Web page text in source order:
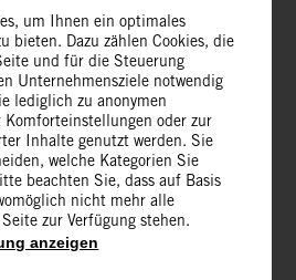
und in den
positiv aufgenommen.
und einfache
die Nutzung.
erstrecken sich bis zum
eine erfolgreiche Anwendung
hinweist.
um Ihnen ein optimales
bieten. Dazu zählen Cookies, die
und für die Steuerung
Unternehmensziele notwendig
lediglich zu anonymen
oder zur
Inhalte genutzt werden. Sie
welche Kategorien Sie
beachten Sie, dass auf Basis
nicht mehr alle
zur Verfügung stehen.
anzeigen